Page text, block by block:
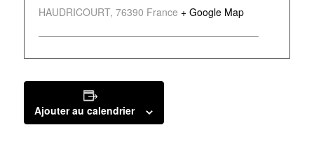
HAUDRICOURT, 76390 France + Google Map
Ajouter au calendrier